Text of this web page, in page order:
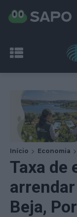
Início Economia
Taxa de
Beja,